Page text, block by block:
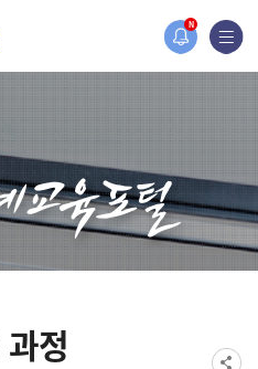
N
습니다.
지가 새롭게 개설되었습니다.
정